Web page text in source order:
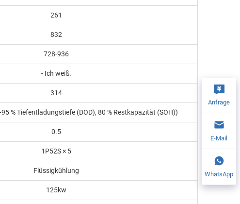
261
832
728-936
- Ich weiß.
314
% Tiefentladungstiefe (DOD), 80 % Restkapazität (SOH))
0.5
1P52S × 5
Flüssigkühlung
125kw
Anfrage
E-Mail
WhatsApp